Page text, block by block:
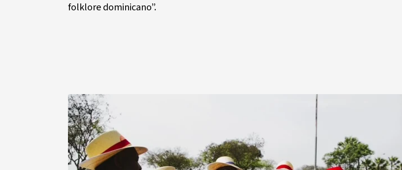
folklore dominicano”.